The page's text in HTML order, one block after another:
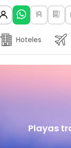
Hoteles
Playas